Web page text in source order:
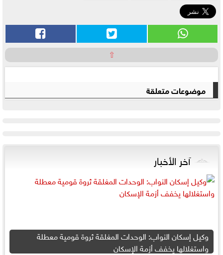
⇧
موضوعات متعلقة
آخر الأخبار
وكيل إسكان النواب: الوحدات المغلقة ثروة قومية معطلة
واستغلالها يخفف أزمة الإسكان